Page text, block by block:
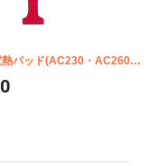
熱パッド(AC230・AC260バ
対応) FG10030